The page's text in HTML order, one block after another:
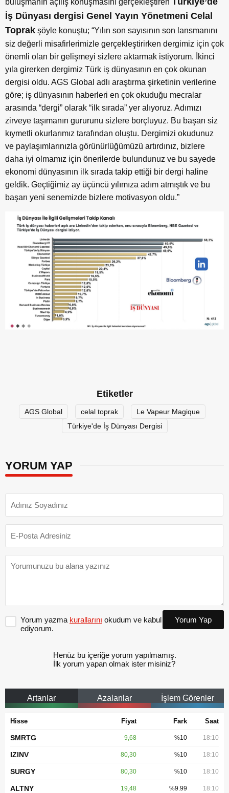
buluşmanın açılış konuşmasını gerçekleştiren
İş Dünyası dergisi Genel Yayın Yönetmeni Celal
Toprak şöyle konuştu; “Yılın son sayısının son lansmanını
siz değerli misafirlerimizle gerçekleştirirken dergimiz için çok
önemli olan bir gelişmeyi sizlere aktarmak istiyorum. İkinci
yıla girerken dergimiz Türk iş dünyasının en çok okunan
dergisi oldu. AGS Global adlı araştırma şirketinin verilerine
göre; iş dünyasının haberleri en çok okuduğu mecralar
arasında “dergi” olarak “ilk sırada” yer alıyoruz. Adımızı
zirveye taşımanın gururunu sizlere borçluyuz. Bu başarı siz
kıymetli okurlarımız tarafından oluştu. Dergimizi okudunuz
ve paylaşımlarınızla görünürlüğümüzü artırdınız, bizlere
daha iyi olmamız için önerilerde bulundunuz ve bu sayede
ekonomi dünyasının ilk sırada takip ettiği bir dergi haline
geldik. Geçtiğimiz ay üçüncü yılımıza adım atmıştık ve bu
başarı yeni senemizde bizlere motivasyon oldu.”
Etiketler
AGS Global celal toprak
Le Vapeur Magique
Türkiye'de İş Dünyası Dergisi
YORUM YAP
Yorum yazma kurallarını okudum ve kabul
ediyorum.
Yorum Yap
Henüz bu içeriğe yorum yapılmamış.
İlk yorum yapan olmak ister misiniz?
Artanlar Azalanlar İşlem Görenler
Hisse Fiyat Fark Saat
SMRTG 9,68 %10 18:10
IZINV 80,30 %10 18:10
SURGY 80,30 %10 18:10
ALTNY 19,48 %9.99 18:10